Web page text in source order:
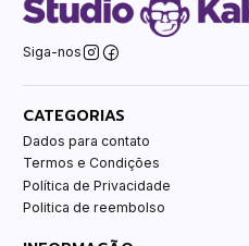
Siga-nos
CATEGORIAS
Dados para contato
Termos e Condições
Política de Privacidade
Politica de reembolso